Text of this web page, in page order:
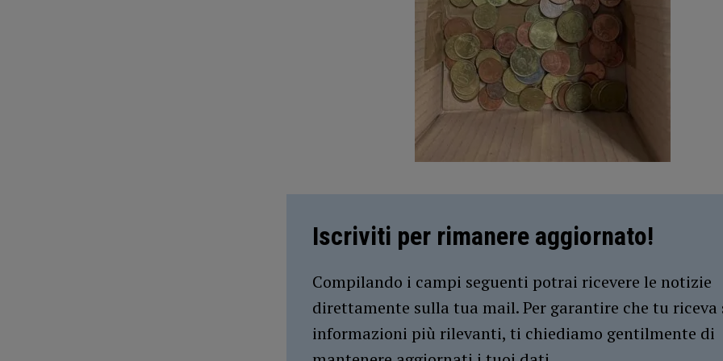
Iscriviti per rimanere aggiornato!
Compilando i campi seguenti potrai ricevere le notizie
direttamente sulla tua mail. Per garantire che tu riceva
informazioni più rilevanti, ti chiediamo gentilmente di